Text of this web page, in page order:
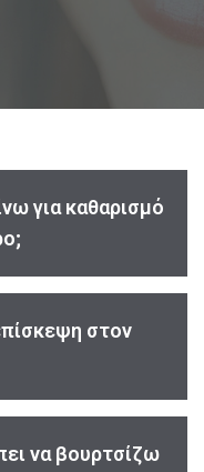
για καθαρισμό
στον
να βουρτσίζω